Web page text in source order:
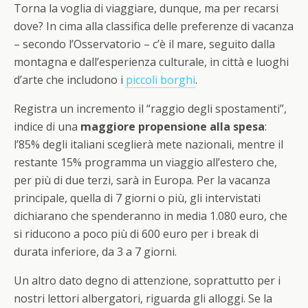
Torna la voglia di viaggiare, dunque, ma per recarsi
dove? In cima alla classifica delle preferenze di vacanza
– secondo l’Osservatorio – c’è il mare, seguito dalla
montagna e dall’esperienza culturale, in città e luoghi
d’arte che includono i piccoli borghi.
Registra un incremento il “raggio degli spostamenti”,
indice di una maggiore propensione alla spesa:
l’85% degli italiani sceglierà mete nazionali, mentre il
restante 15% programma un viaggio all’estero che,
per più di due terzi, sarà in Europa. Per la vacanza
principale, quella di 7 giorni o più, gli intervistati
dichiarano che spenderanno in media 1.080 euro, che
si riducono a poco più di 600 euro per i break di
durata inferiore, da 3 a 7 giorni.
Un altro dato degno di attenzione, soprattutto per i
nostri lettori albergatori, riguarda gli alloggi. Se la